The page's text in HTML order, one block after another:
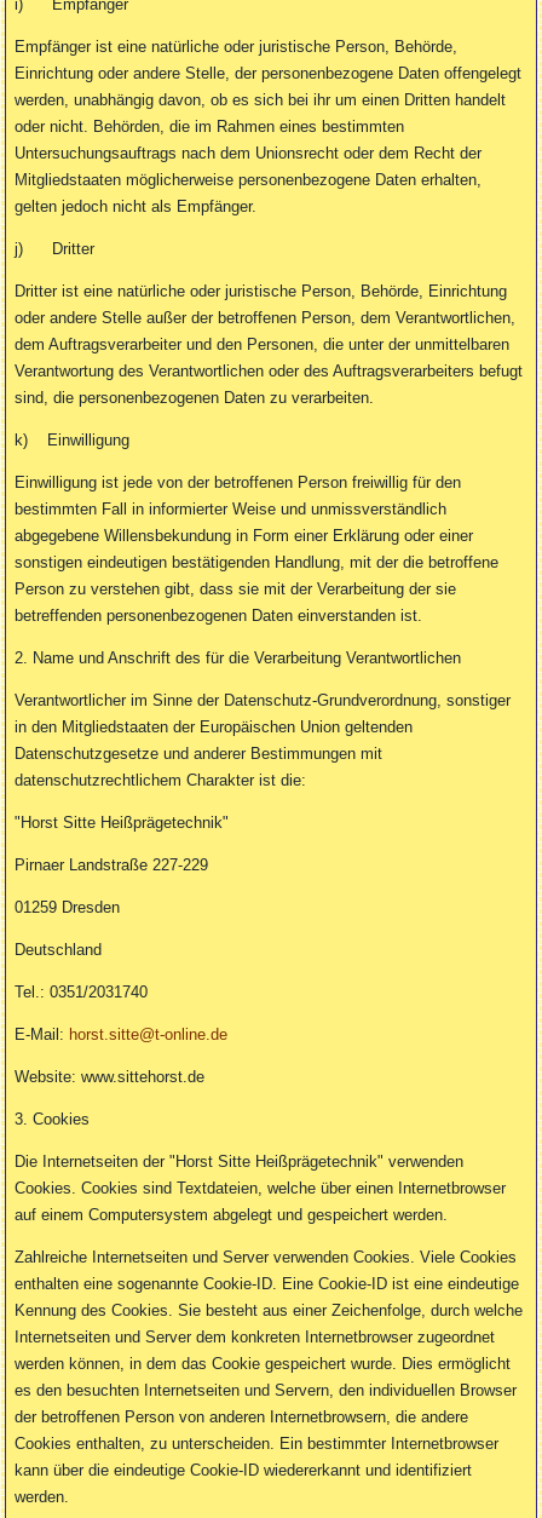
i) Empfänger
Empfänger ist eine natürliche oder juristische Person, Behörde,
Einrichtung oder andere Stelle, der personenbezogene Daten offengelegt
werden, unabhängig davon, ob es sich bei ihr um einen Dritten handelt
oder nicht. Behörden, die im Rahmen eines bestimmten
Untersuchungsauftrags nach dem Unionsrecht oder dem Recht der
Mitgliedstaaten möglicherweise personenbezogene Daten erhalten,
gelten jedoch nicht als Empfänger.
j) Dritter
Dritter ist eine natürliche oder juristische Person, Behörde, Einrichtung
oder andere Stelle außer der betroffenen Person, dem Verantwortlichen,
dem Auftragsverarbeiter und den Personen, die unter der unmittelbaren
Verantwortung des Verantwortlichen oder des Auftragsverarbeiters befugt
sind, die personenbezogenen Daten zu verarbeiten.
k) Einwilligung
Einwilligung ist jede von der betroffenen Person freiwillig für den
bestimmten Fall in informierter Weise und unmissverständlich
abgegebene Willensbekundung in Form einer Erklärung oder einer
sonstigen eindeutigen bestätigenden Handlung, mit der die betroffene
Person zu verstehen gibt, dass sie mit der Verarbeitung der sie
betreffenden personenbezogenen Daten einverstanden ist.
2. Name und Anschrift des für die Verarbeitung Verantwortlichen
Verantwortlicher im Sinne der Datenschutz-Grundverordnung, sonstiger
in den Mitgliedstaaten der Europäischen Union geltenden
Datenschutzgesetze und anderer Bestimmungen mit
datenschutzrechtlichem Charakter ist die:
"Horst Sitte Heißprägetechnik"
Pirnaer Landstraße 227-229
01259 Dresden
Deutschland
Tel.: 0351/2031740
E-Mail: horst.sitte@t-online.de
Website: www.sittehorst.de
3. Cookies
Die Internetseiten der "Horst Sitte Heißprägetechnik" verwenden
Cookies. Cookies sind Textdateien, welche über einen Internetbrowser
auf einem Computersystem abgelegt und gespeichert werden.
Zahlreiche Internetseiten und Server verwenden Cookies. Viele Cookies
enthalten eine sogenannte Cookie-ID. Eine Cookie-ID ist eine eindeutige
Kennung des Cookies. Sie besteht aus einer Zeichenfolge, durch welche
Internetseiten und Server dem konkreten Internetbrowser zugeordnet
werden können, in dem das Cookie gespeichert wurde. Dies ermöglicht
es den besuchten Internetseiten und Servern, den individuellen Browser
der betroffenen Person von anderen Internetbrowsern, die andere
Cookies enthalten, zu unterscheiden. Ein bestimmter Internetbrowser
kann über die eindeutige Cookie-ID wiedererkannt und identifiziert
werden.